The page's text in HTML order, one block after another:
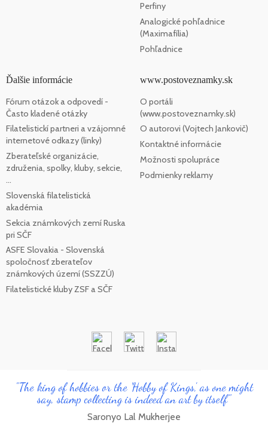
Perfiny
Analogické pohľadnice
(Maximafília)
Pohľadnice
Ďalšie informácie
Fórum otázok a odpovedí -
Často kladené otázky
Filatelistickí partneri a vzájomné
internetové odkazy (linky)
Zberateľské organizácie,
združenia, spolky, kluby, sekcie,
...
Slovenská filatelistická
akadémia
Sekcia známkových zemí Ruska
pri SČF
ASFE Slovakia - Slovenská
spoločnosť zberateľov
známkových území (SSZZÚ)
Filatelistické kluby ZSF a SČF
www.postoveznamky.sk
O portáli
(www.postoveznamky.sk)
O autorovi (Vojtech Jankovič)
Kontaktné informácie
Možnosti spolupráce
Podmienky reklamy
"The king of hobbies or the 'Hobby of Kings', as one might
say, stamp collecting is indeed an art by itself"
Saronyo Lal Mukherjee